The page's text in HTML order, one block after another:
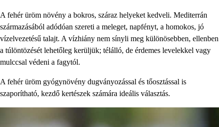
A fehér üröm növény a bokros, száraz helyeket kedveli. Mediterrán
származásából adódóan szereti a meleget, napfényt, a homokos, jó
vízelvezetésű talajt. A vízhiány nem sínyli meg különösebben, ellenben
a túlöntözését lehetőleg kerüljük; télálló, de érdemes levelekkel vagy
mulccsal védeni a fagytól.
A fehér üröm gyógynövény dugványozással és tőosztással is
szaporítható, kezdő kertészek számára ideális választás.